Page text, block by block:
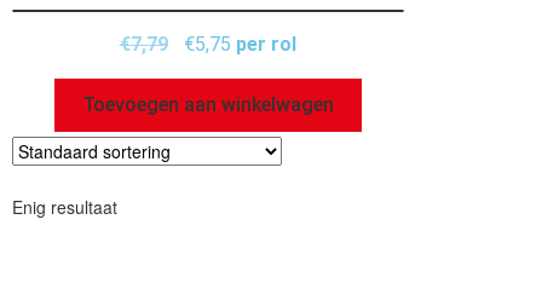
€7,79 €5,75 per rol
Toevoegen aan winkelwagen
Enig resultaat